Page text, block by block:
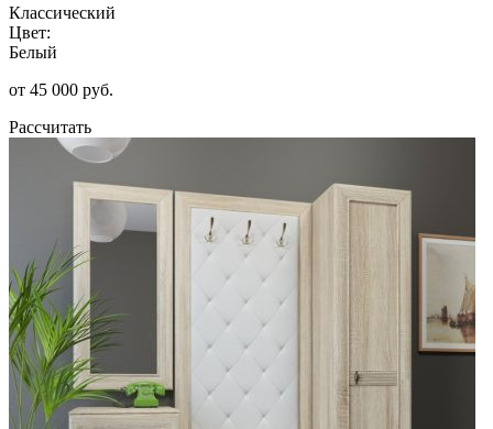
Классический
Цвет:
Белый
от 45 000 руб.
Рассчитать